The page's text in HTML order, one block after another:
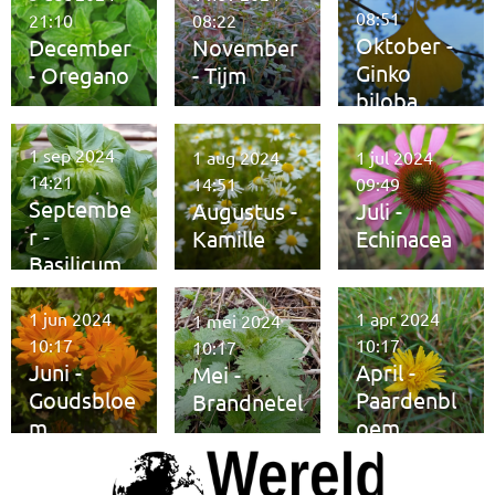
December
- Oregano
21:10
November
- Tijm
08:22
Oktober -
Ginko
biloba
08:51
Septembe
r -
Basilicum
1 sep 2024
14:21
Augustus -
Kamille
1 aug 2024
14:51
Juli -
Echinacea
1 jul 2024
09:49
Juni -
Goudsbloe
m
1 jun 2024
10:17
Mei -
Brandnetel
1 mei 2024
10:17
April -
Paardenbl
oem
1 apr 2024
10:17